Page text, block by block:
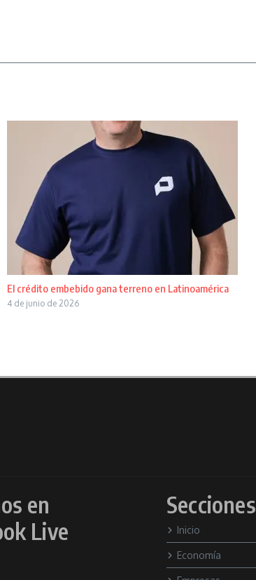
El crédito embebido gana terreno en Latinoamérica
4 de junio de 2026
en
Live
Secciones
Inicio
Economía